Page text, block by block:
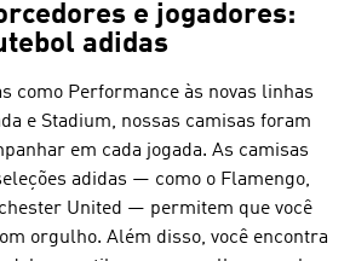
e jogadores:
adidas
como Performance às novas linhas
e Stadium, nossas camisas foram
em cada jogada. As camisas
adidas — como o Flamengo,
United — permitem que você
orgulho. Além disso, você encontra